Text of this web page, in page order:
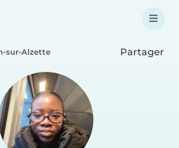
sur-Alzette Partager